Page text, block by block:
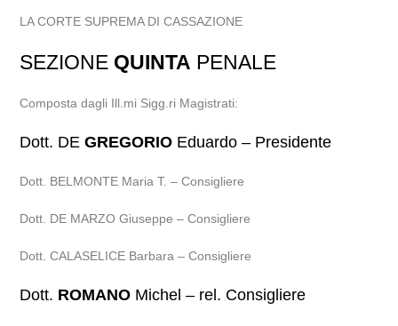
LA CORTE SUPREMA DI CASSAZIONE
SEZIONE QUINTA PENALE
Composta dagli Ill.mi Sigg.ri Magistrati:
Dott. DEGREGORIO Eduardo – Presidente
Dott. BELMONTE Maria T. – Consigliere
Dott. DE MARZO Giuseppe – Consigliere
Dott. CALASELICE Barbara – Consigliere
Dott. ROMANO Michel – rel. Consigliere